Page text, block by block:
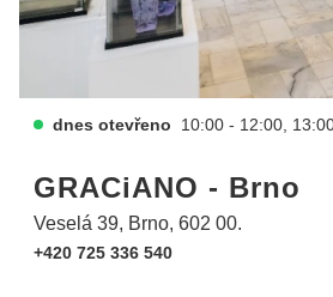
dnes otevřeno 10:00 - 12:00,
GRACiANO - Brno
Veselá 39, Brno, 602 00.
+420 725 336 540